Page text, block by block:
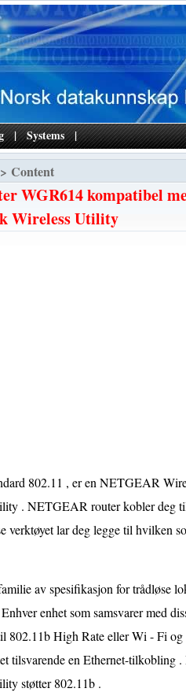
| Systems |
Content
WGR614 kompatibel
Wireless Utility
802.11 , er en NETGEAR
. NETGEAR router kobler deg
lar deg legge til hvilken
av spesifikasjon for trådløse
enhet som samsvarer med
802.11b High Rate eller Wi - Fi
tilsvarende en Ethernet-tilkobling
støtter 802.11b .